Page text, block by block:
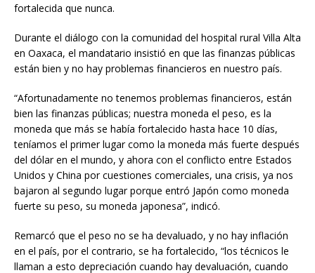
fortalecida que nunca.
Durante el diálogo con la comunidad del hospital rural Villa Alta
en Oaxaca, el mandatario insistió en que las finanzas públicas
están bien y no hay problemas financieros en nuestro país.
“Afortunadamente no tenemos problemas financieros, están
bien las finanzas públicas; nuestra moneda el peso, es la
moneda que más se había fortalecido hasta hace 10 días,
teníamos el primer lugar como la moneda más fuerte después
del dólar en el mundo, y ahora con el conflicto entre Estados
Unidos y China por cuestiones comerciales, una crisis, ya nos
bajaron al segundo lugar porque entró Japón como moneda
fuerte su peso, su moneda japonesa”, indicó.
Remarcó que el peso no se ha devaluado, y no hay inflación
en el país, por el contrario, se ha fortalecido, “los técnicos le
llaman a esto depreciación cuando hay devaluación, cuando